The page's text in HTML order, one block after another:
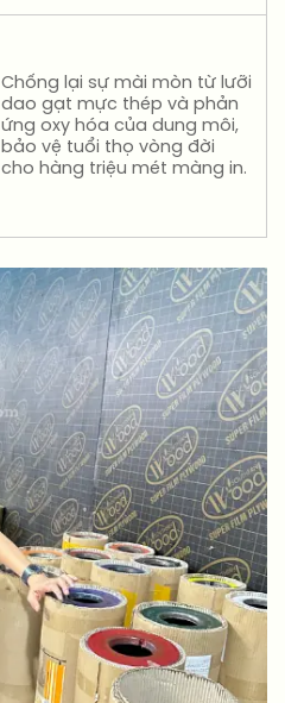
Chống lại sự mài mòn từ lưỡi
dao gạt mực thép và phản
ứng oxy hóa của dung môi,
bảo vệ tuổi thọ vòng đời
cho hàng triệu mét màng in.